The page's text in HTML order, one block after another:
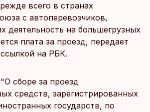
всего в странах
с автоперевозчиков,
деятельность на большегрузных
плата за проезд, передает
на РБК.
сборе за проезд
средств, зарегистрированных
государств, по